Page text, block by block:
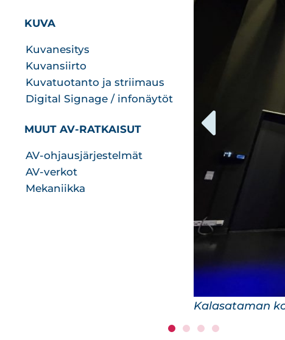
KUVA
Kuvanesitys
Kuvansiirto
Kuvatuotanto ja striimaus
Digital Signage / infonäytöt
MUUT AV-RATKAISUT
AV-ohjausjärjestelmät
AV-verkot
Mekaniikka
Riihimäen